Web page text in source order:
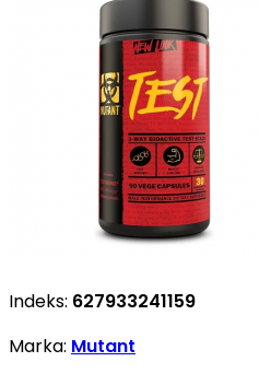
Indeks: 627933241159
Marka: Mutant